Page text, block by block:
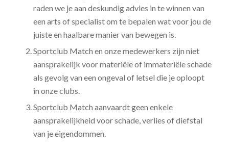
raden we je aan deskundig advies in te winnen van
een arts of specialist om te bepalen wat voor jou de
juiste en haalbare manier van bewegen is.
Sportclub Match en onze medewerkers zijn niet
aansprakelijk voor materiële of immateriële schade
als gevolg van een ongeval of letsel die je oploopt
in onze clubs.
Sportclub Match aanvaardt geen enkele
aansprakelijkheid voor schade, verlies of diefstal
van je eigendommen.